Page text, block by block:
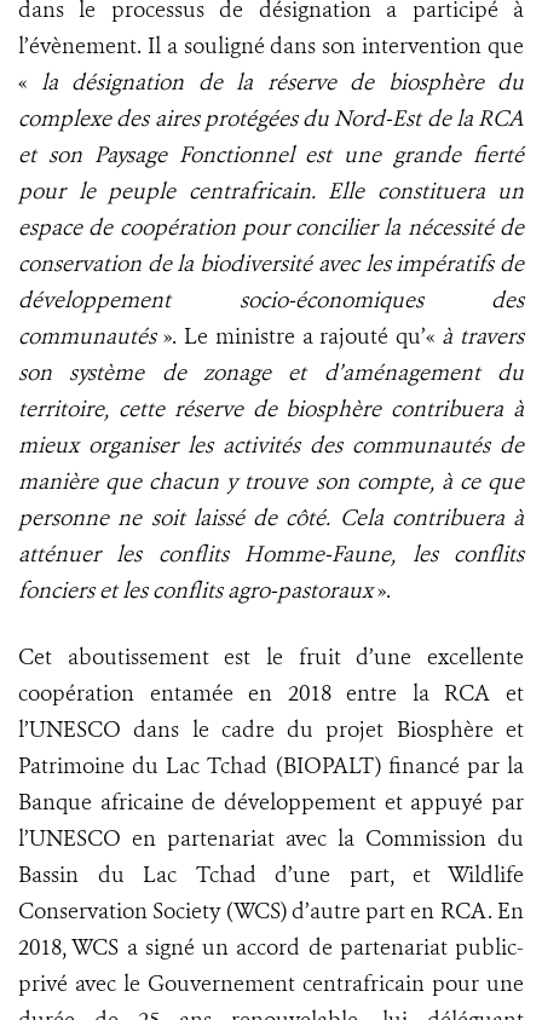
dans le processus de désignation a participé à
l’évènement. Il a souligné dans son intervention que
« la désignation de la réserve de biosphère du
complexe des aires protégées du Nord-Est de la RCA
et son Paysage Fonctionnel est une grande fierté
pour le peuple centrafricain. Elle constituera un
espace de coopération pour concilier la nécessité de
conservation de la biodiversité avec les impératifs de
développement socio-économiques des
communautés». Le ministre a rajouté qu’« à travers
son système de zonage et d’aménagement du
territoire, cette réserve de biosphère contribuera à
mieux organiser les activités des communautés de
manière que chacun y trouve son compte, à ce que
personne ne soit laissé de côté. Cela contribuera à
atténuer les conflits Homme-Faune, les conflits
fonciers et les conflits agro-pastoraux».
Cet aboutissement est le fruit d’une excellente
coopération entamée en 2018 entre la RCA et
l’UNESCO dans le cadre du projet Biosphère et
Patrimoine du Lac Tchad (BIOPALT) financé par la
Banque africaine de développement et appuyé par
l’UNESCO en partenariat avec la Commission du
Bassin du Lac Tchad d’une part, et Wildlife
Conservation Society (WCS) d’autre part en RCA. En
2018, WCS a signé un accord de partenariat public-
privé avec le Gouvernement centrafricain pour une